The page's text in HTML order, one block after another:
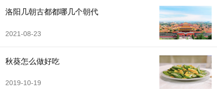
洛阳几朝古都都哪几个朝代
2021-08-23
秋葵怎么做好吃
2019-10-19